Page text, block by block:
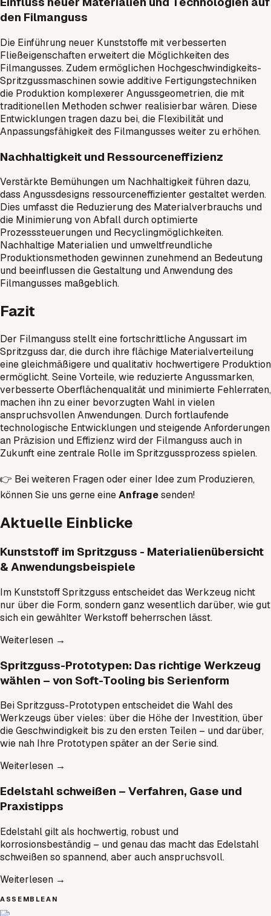
den Filmanguss
Die Einführung neuer Kunststoffe mit verbesserten
Fließeigenschaften erweitert die Möglichkeiten des
Filmangusses. Zudem ermöglichen Hochgeschwindigkeits-
Spritzgussmaschinen sowie additive Fertigungstechniken
die Produktion komplexerer Angussgeometrien, die mit
traditionellen Methoden schwer realisierbar wären. Diese
Entwicklungen tragen dazu bei, die Flexibilität und
Anpassungsfähigkeit des Filmangusses weiter zu erhöhen.
Nachhaltigkeit und Ressourceneffizienz
Verstärkte Bemühungen um Nachhaltigkeit führen dazu,
dass Angussdesigns ressourceneffizienter gestaltet werden.
Dies umfasst die Reduzierung des Materialverbrauchs und
die Minimierung von Abfall durch optimierte
Prozesssteuerungen und Recyclingmöglichkeiten.
Nachhaltige Materialien und umweltfreundliche
Produktionsmethoden gewinnen zunehmend an Bedeutung
und beeinflussen die Gestaltung und Anwendung des
Filmangusses maßgeblich.
Fazit
Der Filmanguss stellt eine fortschrittliche Angussart im
Spritzguss dar, die durch ihre flächige Materialverteilung
eine gleichmäßigere und qualitativ hochwertigere Produktion
ermöglicht. Seine Vorteile, wie reduzierte Angussmarken,
verbesserte Oberflächenqualität und minimierte Fehlerraten,
machen ihn zu einer bevorzugten Wahl in vielen
anspruchsvollen Anwendungen. Durch fortlaufende
technologische Entwicklungen und steigende Anforderungen
an Präzision und Effizienz wird der Filmanguss auch in
Zukunft eine zentrale Rolle im Spritzgussprozess spielen.
👉 Bei weiteren Fragen oder einer Idee zum Produzieren,
können Sie uns gerne eineAnfragesenden!
Aktuelle Einblicke
Kunststoff im Spritzguss - Materialienübersicht
& Anwendungsbeispiele
Im Kunststoff Spritzguss entscheidet das Werkzeug nicht
nur über die Form, sondern ganz wesentlich darüber, wie gut
sich ein gewählter Werkstoff beherrschen lässt.
Weiterlesen →
Spritzguss-Prototypen: Das richtige Werkzeug
wählen – von Soft-Tooling bis Serienform
Bei Spritzguss-Prototypen entscheidet die Wahl des
Werkzeugs über vieles: über die Höhe der Investition, über
die Geschwindigkeit bis zu den ersten Teilen – und darüber,
wie nah Ihre Prototypen später an der Serie sind.
Weiterlesen →
Edelstahl schweißen – Verfahren, Gase und
Praxistipps
Edelstahl gilt als hochwertig, robust und
korrosionsbeständig – und genau das macht das Edelstahl
schweißen so spannend, aber auch anspruchsvoll.
Weiterlesen →
ASSEMBLEAN